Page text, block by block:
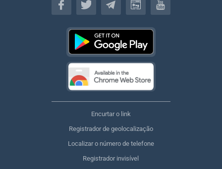
Encurtar o link
Registrador de geolocalização
Localizar o número de telefone
Registrador invisível